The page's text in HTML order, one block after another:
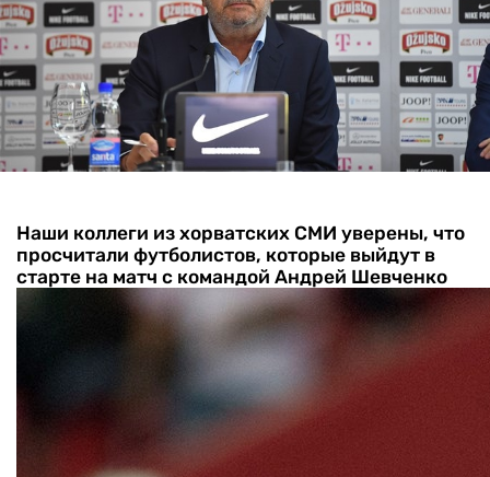
Наши коллеги из хорватских СМИ уверены, что
просчитали футболистов, которые выйдут в
старте на матч с командой Андрей Шевченко